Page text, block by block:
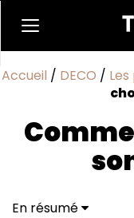
Accueil / DECO /
En résumé